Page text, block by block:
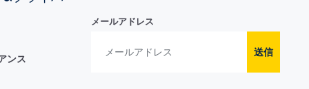
ンス
メールアドレス
送信